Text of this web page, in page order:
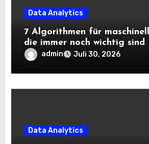
Data Analytics
7 Algorithmen für
die immer noch wichtig sind
admin Juli 30, 2026
Data Analytics